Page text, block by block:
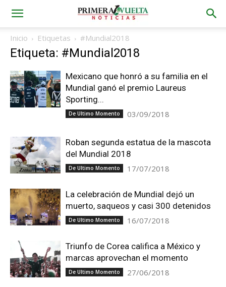
Inicio Etiquetas #Mundial2018
Etiqueta: #Mundial2018
Mexicano que honró a su familia en el
Mundial ganó el premio Laureus
Sporting...
De Ultimo Momento 03/09/2018
Roban segunda estatua de la mascota
del Mundial 2018
De Ultimo Momento 17/07/2018
La celebración de Mundial dejó un
muerto, saqueos y casi 300 detenidos
De Ultimo Momento 16/07/2018
Triunfo de Corea califica a México y
marcas aprovechan el momento
De Ultimo Momento 27/06/2018